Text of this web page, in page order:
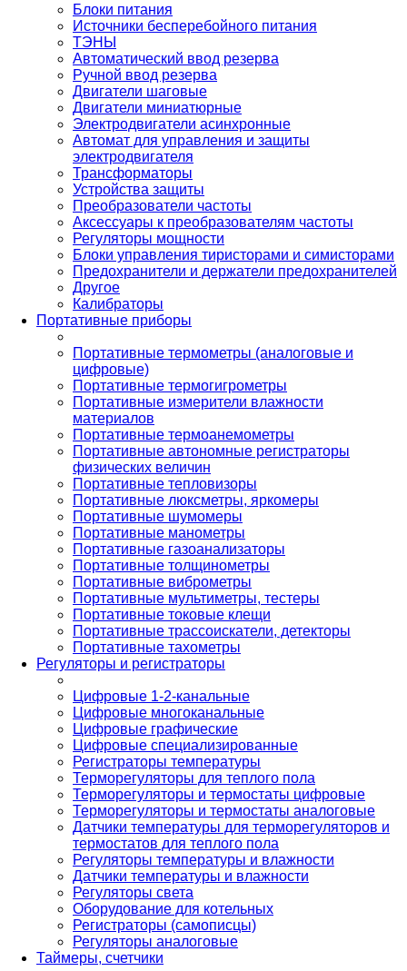
Блоки питания
Источники бесперебойного питания
ТЭНЫ
Автоматический ввод резерва
Ручной ввод резерва
Двигатели шаговые
Двигатели миниатюрные
Электродвигатели асинхронные
Автомат для управления и защиты
электродвигателя
Трансформаторы
Устройства защиты
Преобразователи частоты
Аксессуары к преобразователям частоты
Регуляторы мощности
Блоки управления тиристорами и симисторами
Предохранители и держатели предохранителей
Другое
Калибраторы
Портативные приборы
Портативные термометры (аналоговые и
цифровые)
Портативные термогигрометры
Портативные измерители влажности
материалов
Портативные термоанемометры
Портативные автономные регистраторы
физических величин
Портативные тепловизоры
Портативные люксметры, яркомеры
Портативные шумомеры
Портативные манометры
Портативные газоанализаторы
Портативные толщинометры
Портативные виброметры
Портативные мультиметры, тестеры
Портативные токовые клещи
Портативные трассоискатели, детекторы
Портативные тахометры
Регуляторы и регистраторы
Цифровые 1-2-канальные
Цифровые многоканальные
Цифровые графические
Цифровые специализированные
Регистраторы температуры
Терморегуляторы для теплого пола
Терморегуляторы и термостаты цифровые
Терморегуляторы и термостаты аналоговые
Датчики температуры для терморегуляторов и
термостатов для теплого пола
Регуляторы температуры и влажности
Датчики температуры и влажности
Регуляторы света
Оборудование для котельных
Регистраторы (самописцы)
Регуляторы аналоговые
Таймеры, счетчики